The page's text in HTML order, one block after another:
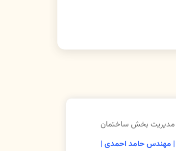
مدیریت بخش ساختمان
| مهندس حامد احمدی |